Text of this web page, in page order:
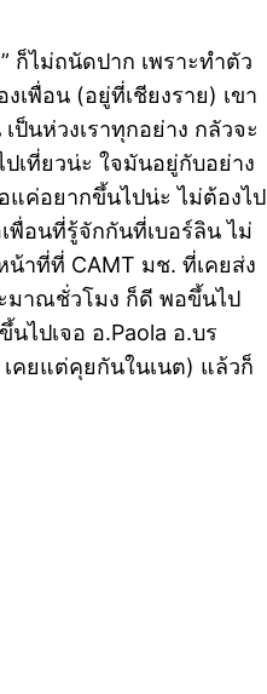
” ก็ไม่ถนัดปาก เพราะทำตัว
เพื่อน (อยู่ที่เชียงราย) เขา
นห่วงเราทุกอย่าง กลัวจะ
เที่ยวน่ะ ใจมันอยู่กับอย่าง
แค่อยากขึ้นไปน่ะ ไม่ต้องไป
พื่อนที่รู้จักกันที่เบอร์ลิน ไม่
น้าที่ที่ CAMT มช. ที่เคยส่ง
มาณชั่วโมง ก็ดี พอขึ้นไป
นไปเจอ อ.Paola อ.บร
คยแต่คุยกันในเนต) แล้วก็